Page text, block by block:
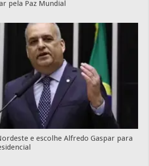
pela Paz Mundial
e escolhe Alfredo Gaspar para